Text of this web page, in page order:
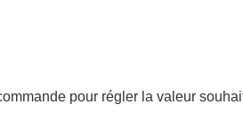
pour régler la valeur